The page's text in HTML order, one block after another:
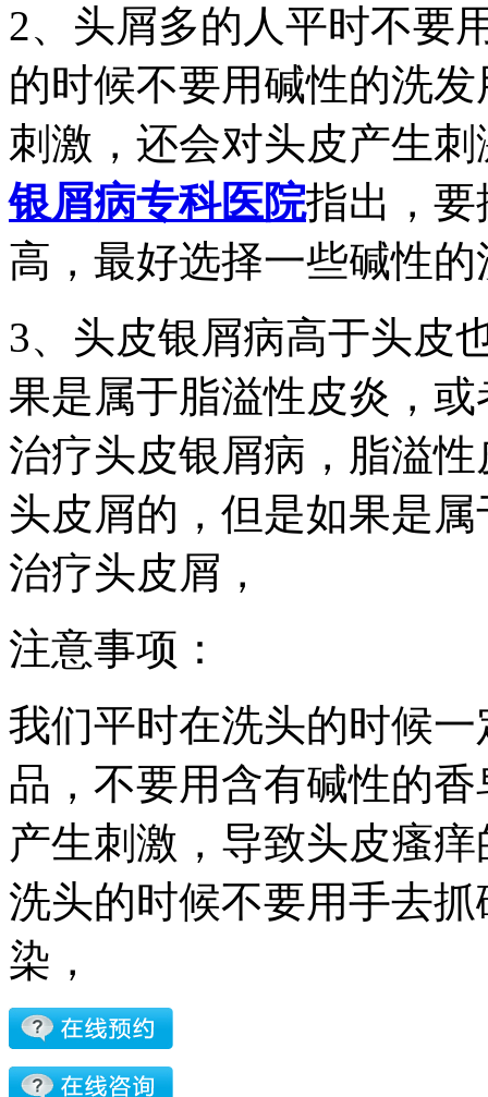
2、头屑多的人平时不要
的时候不要用碱性的洗
刺激，还会对头皮产生
银屑病专科医院指出，
高，最好选择一些碱性
3、头皮银屑病高于头皮
果是属于脂溢性皮炎，
治疗头皮银屑病，脂溢
头皮屑的，但是如果是
治疗头皮屑，
注意事项：
我们平时在洗头的时候
品，不要用含有碱性的
产生刺激，导致头皮瘙
洗头的时候不要用手去
染，